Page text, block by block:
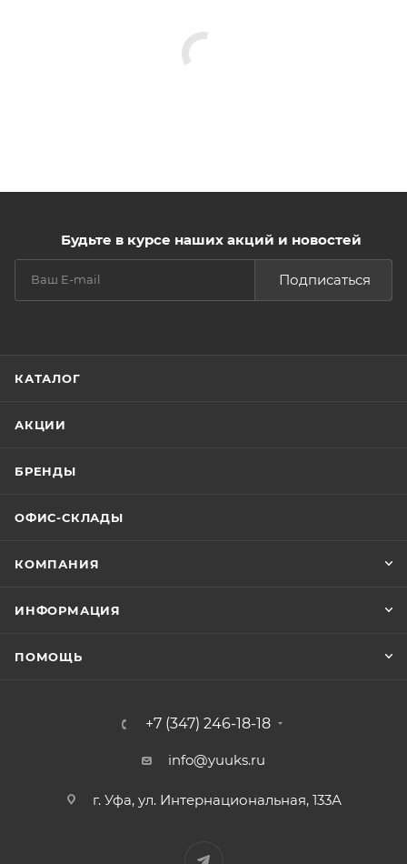
Будьте в курсе наших акций и новостей
Подписаться
КАТАЛОГ
АКЦИИ
БРЕНДЫ
ОФИС-СКЛАДЫ
КОМПАНИЯ
ИНФОРМАЦИЯ
ПОМОЩЬ
+7 (347) 246-18-18
info@yuuks.ru
г. Уфа, ул. Интернациональная, 133А